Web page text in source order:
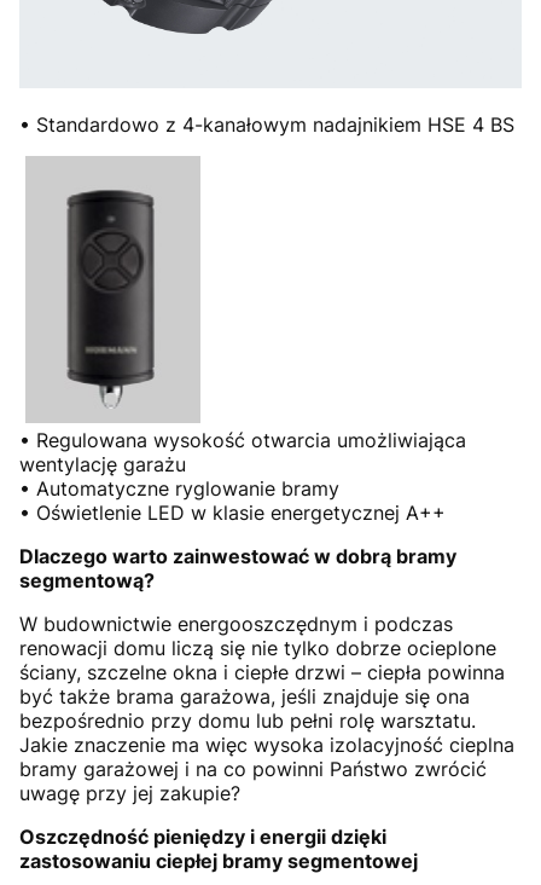
• Standardowo z 4-kanałowym nadajnikiem HSE 4 BS
• Regulowana wysokość otwarcia umożliwiająca
wentylację garażu
• Automatyczne ryglowanie bramy
• Oświetlenie LED w klasie energetycznej A++
Dlaczego warto zainwestować w dobrą bramy
segmentową?
W budownictwie energooszczędnym i podczas
renowacji domu liczą się nie tylko dobrze ocieplone
ściany, szczelne okna i ciepłe drzwi – ciepła powinna
być także brama garażowa, jeśli znajduje się ona
bezpośrednio przy domu lub pełni rolę warsztatu.
Jakie znaczenie ma więc wysoka izolacyjność cieplna
bramy garażowej i na co powinni Państwo zwrócić
uwagę przy jej zakupie?
Oszczędność pieniędzy i energii dzięki
zastosowaniu ciepłej bramy segmentowej